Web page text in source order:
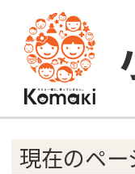
現在のペー